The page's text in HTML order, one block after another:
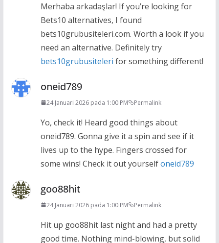
Merhaba arkadaşlar! If you’re looking for
Bets10 alternatives, I found
bets10grubusiteleri.com. Worth a look if you
need an alternative. Definitely try
bets10grubusiteleri for something different!
oneid789
24 Januari 2026 pada 1:00 PM Permalink
Yo, check it! Heard good things about
oneid789. Gonna give it a spin and see if it
lives up to the hype. Fingers crossed for
some wins! Check it out yourselfoneid789
goo88hit
24 Januari 2026 pada 1:00 PM Permalink
Hit up goo88hit last night and had a pretty
good time. Nothing mind-blowing, but solid